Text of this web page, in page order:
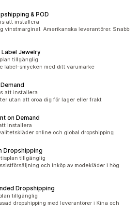
& POD
att installera
vinstmarginal. Amerikanska leverantörer. Snabb
Jewelry
tillgänglig
label-smycken med ditt varumärke
att installera
utan att oroa dig för lager eller frakt
on Demand
installera
online och global dropshipping
Dropshipping
totalt
tillgänglig
och inköp av modekläder i hög
Dropshipping
tillgänglig
dropshipping med leverantörer i Kina och